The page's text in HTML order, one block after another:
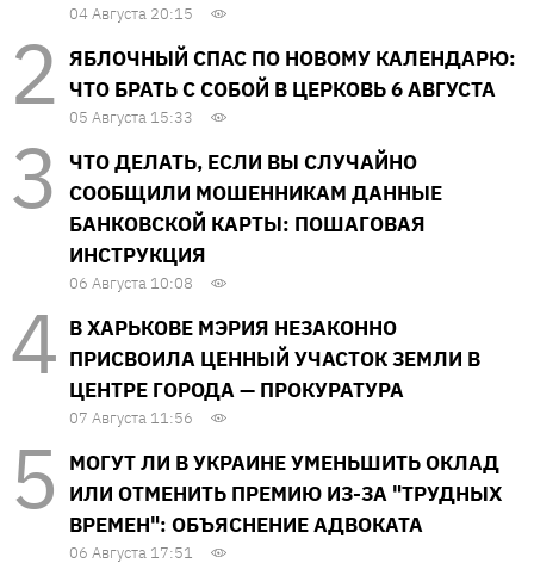
04 Августа 20:15
ЯБЛОЧНЫЙ СПАС ПО НОВОМУ КАЛЕНДАРЮ:
ЧТО БРАТЬ С СОБОЙ В ЦЕРКОВЬ 6 АВГУСТА
05 Августа 15:33
ЧТО ДЕЛАТЬ, ЕСЛИ ВЫ СЛУЧАЙНО
СООБЩИЛИ МОШЕННИКАМ ДАННЫЕ
БАНКОВСКОЙ КАРТЫ: ПОШАГОВАЯ
ИНСТРУКЦИЯ
06 Августа 10:08
В ХАРЬКОВЕ МЭРИЯ НЕЗАКОННО
ПРИСВОИЛА ЦЕННЫЙ УЧАСТОК ЗЕМЛИ В
ЦЕНТРЕ ГОРОДА — ПРОКУРАТУРА
07 Августа 11:56
МОГУТ ЛИ В УКРАИНЕ УМЕНЬШИТЬ ОКЛАД
ИЛИ ОТМЕНИТЬ ПРЕМИЮ ИЗ-ЗА "ТРУДНЫХ
ВРЕМЕН": ОБЪЯСНЕНИЕ АДВОКАТА
06 Августа 17:51